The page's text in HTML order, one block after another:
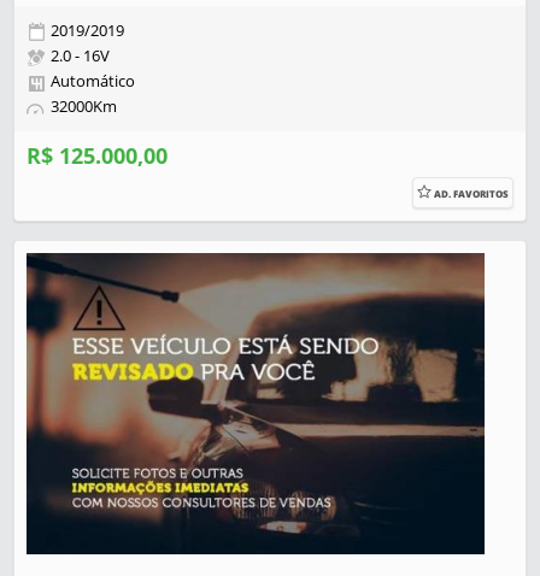
2019/2019
2.0 - 16V
Automático
32000Km
R$ 125.000,00
AD. FAVORITOS